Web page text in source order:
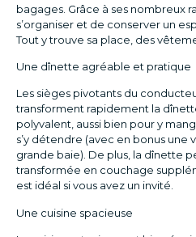
bagages. Grâce à ses nombreux
s’organiser et de conserver un
Tout y trouve sa place, des
Une dînette agréable et pratique
Les sièges pivotants du
transforment rapidement la
polyvalent, aussi bien pour y
s’y détendre (avec en bonus une
grande baie). De plus, la dînette
transformée en couchage
est idéal si vous avez un invité.
Une cuisine spacieuse